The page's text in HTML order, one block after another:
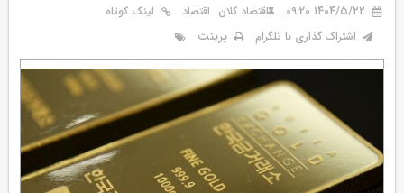
۱۴۰۴/۵/۲۲ 09:20 اقتصاد کلان اقتصاد
لینک کوتاه
اشتراک گذاری با تلگرام
پرینت